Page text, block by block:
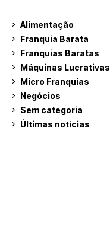
Alimentação
Franquia Barata
Franquias Baratas
Máquinas Lucrativas
Micro Franquias
Negócios
Sem categoria
Últimas notícias